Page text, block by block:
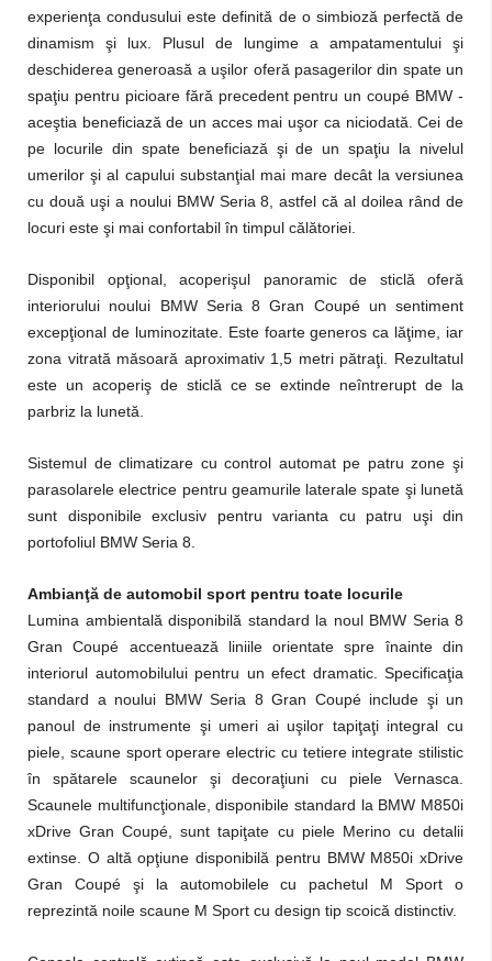
experienţa condusului este definită de o simbioză perfectă de
dinamism şi lux. Plusul de lungime a ampatamentului şi
deschiderea generoasă a uşilor oferă pasagerilor din spate un
spaţiu pentru picioare fără precedent pentru un coupé BMW -
aceştia beneficiază de un acces mai uşor ca niciodată. Cei de
pe locurile din spate beneficiază şi de un spaţiu la nivelul
umerilor şi al capului substanţial mai mare decât la versiunea
cu două uşi a noului BMW Seria 8, astfel că al doilea rând de
locuri este şi mai confortabil în timpul călătoriei.
Disponibil opţional, acoperişul panoramic de sticlă oferă
interiorului noului BMW Seria 8 Gran Coupé un sentiment
excepţional de luminozitate. Este foarte generos ca lăţime, iar
zona vitrată măsoară aproximativ 1,5 metri pătraţi. Rezultatul
este un acoperiş de sticlă ce se extinde neîntrerupt de la
parbriz la lunetă.
Sistemul de climatizare cu control automat pe patru zone şi
parasolarele electrice pentru geamurile laterale spate şi lunetă
sunt disponibile exclusiv pentru varianta cu patru uşi din
portofoliul BMW Seria 8.
Ambianţă de automobil sport pentru toate locurile
Lumina ambientală disponibilă standard la noul BMW Seria 8
Gran Coupé accentuează liniile orientate spre înainte din
interiorul automobilului pentru un efect dramatic. Specificaţia
standard a noului BMW Seria 8 Gran Coupé include şi un
panoul de instrumente şi umeri ai uşilor tapiţaţi integral cu
piele, scaune sport operare electric cu tetiere integrate stilistic
în spătarele scaunelor şi decoraţiuni cu piele Vernasca.
Scaunele multifuncţionale, disponibile standard la BMW M850i
xDrive Gran Coupé, sunt tapiţate cu piele Merino cu detalii
extinse. O altă opţiune disponibilă pentru BMW M850i xDrive
Gran Coupé şi la automobilele cu pachetul M Sport o
reprezintă noile scaune M Sport cu design tip scoică distinctiv.